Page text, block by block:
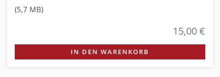
(5,7 MB)
15,00 €
IN DEN WARENKORB